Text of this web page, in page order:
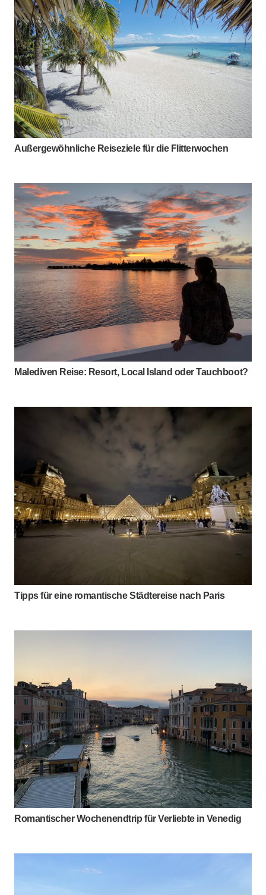
Außergewöhnliche Reiseziele für die Flitterwochen
Malediven Reise: Resort, Local Island oder Tauchboot?
Tipps für eine romantische Städtereise nach Paris
Romantischer Wochenendtrip für Verliebte in Venedig